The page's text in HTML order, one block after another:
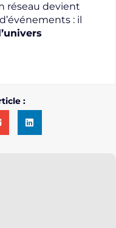
réseau devient
: il
: